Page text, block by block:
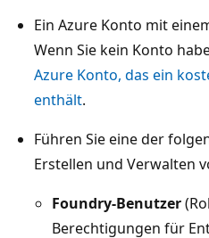
Ein Azure Konto mit
Wenn Sie kein Konto
Azure Konto, das ein
enthält.
Führen Sie eine der
Erstellen und Verwalten
Foundry-Benutzer
Berechtigungen für